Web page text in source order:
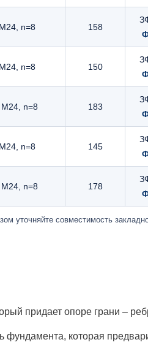
n=8 158
n=8 150
М24, n=8 183
n=8 145
М24, n=8 178
уточняйте совместимость
придает опоре грани –
фундамента, которая